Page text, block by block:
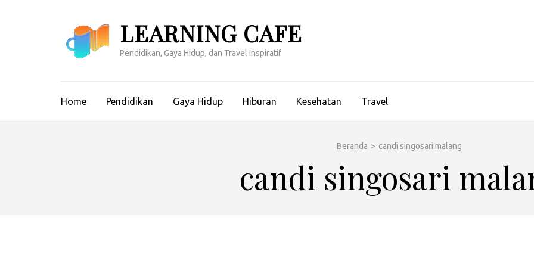
LEARNING CAFE
Pendidikan, Gaya Hidup, dan Travel Inspiratif
Home Pendidikan Gaya Hidup Hiburan Kesehatan Travel
Beranda > candi singosari malang
candi singosari